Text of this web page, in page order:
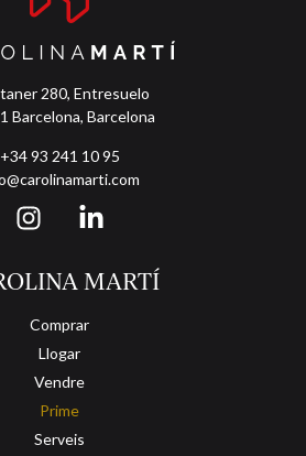
una cuina independent equipada amb
i equipat, llest per entrar-hi a viure. A
cuina de gas natural, aire
gaudir de l’aire lliure en ple Barcelona.
una visita.
280, Entresuelo
Barcelona, Barcelona
+34 93 241 10 95
MARTÍ
Comprar
Llogar
Vendre
Prime
Serveis